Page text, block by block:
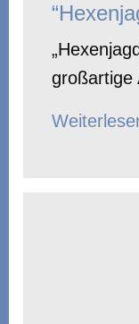
großartige